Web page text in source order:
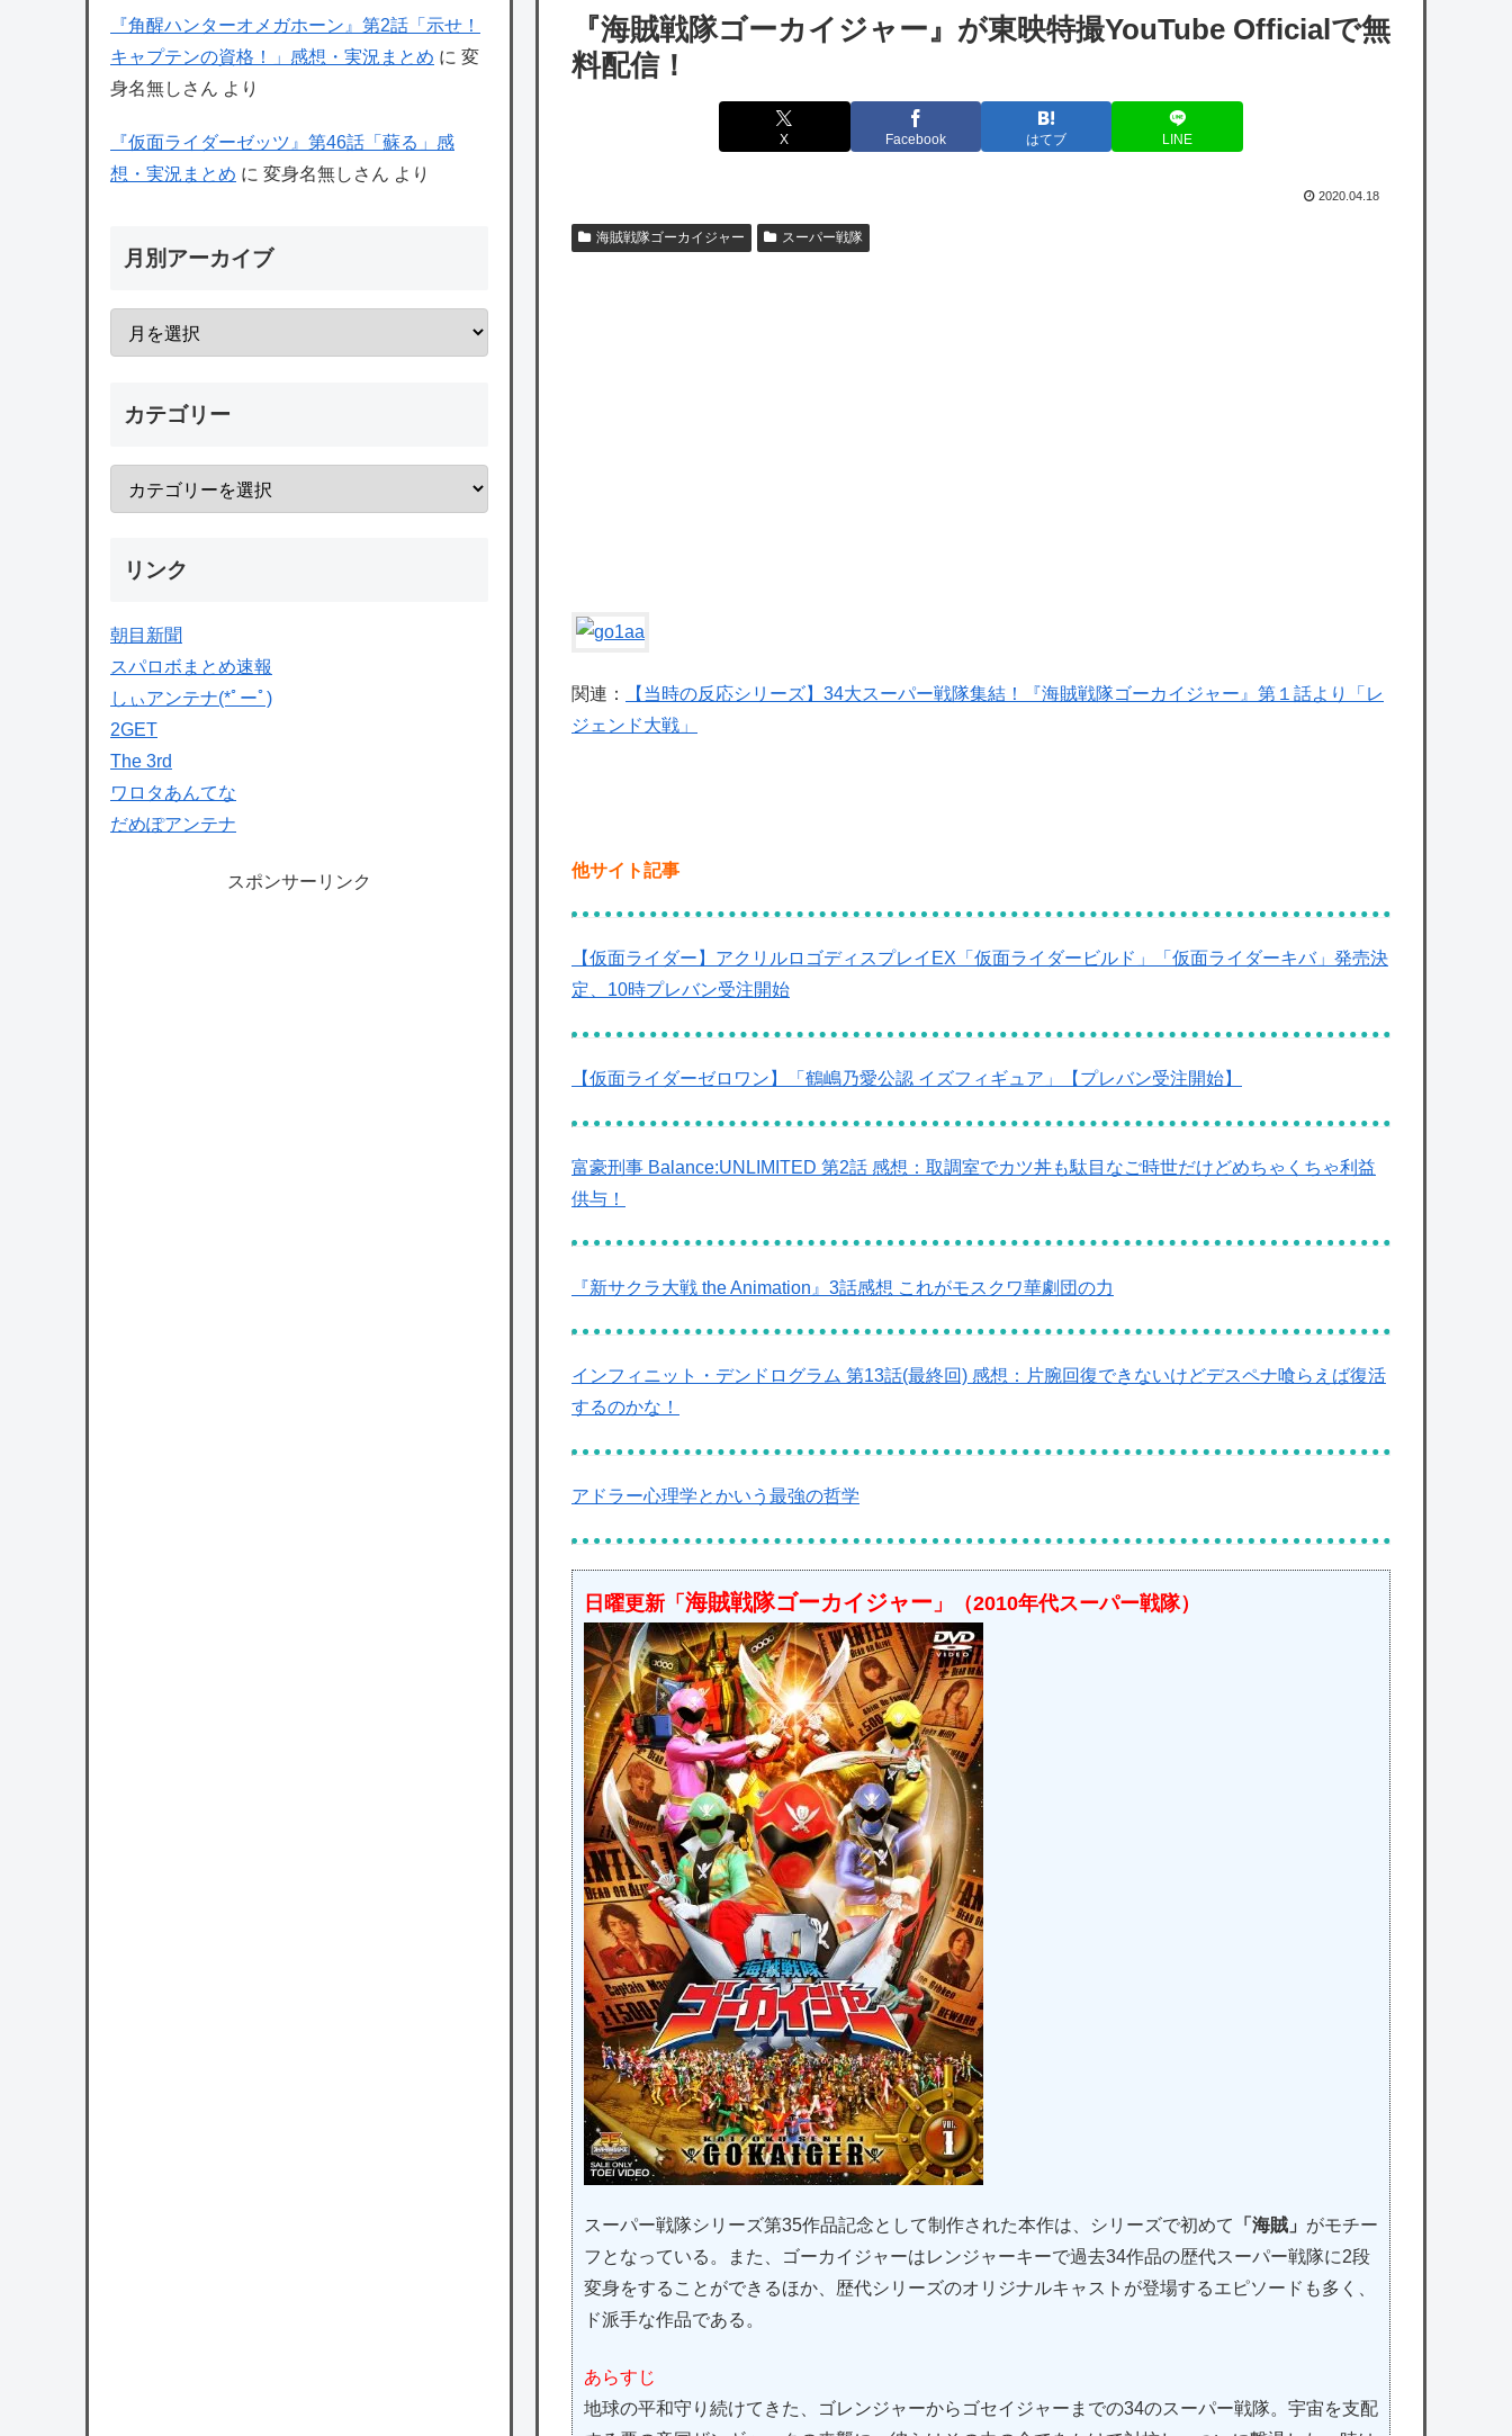
のは韓国人である理由がこちら…」→「日本
も感謝してるらしい…（ﾌﾞﾙﾌﾞﾙ」＝韓国の反
海外「日本よ、お前がナンバーワンだ」 熊
衝撃
別課題消化時は別として
【ホロライブ】※杉田さんはねっ子神です
【艦これ】みんなもう終わってそうだから聞
くんだけど E3-2ってサブの穴が空いてないダ
イハツ駆逐並べて 高速＋とかしてるとアホほ
『海賊戦隊ゴーカイジャー』が東映特撮YouTube Officialで無
料配信！
X Facebook はてブ LINE
2020.04.18
海賊戦隊ゴーカイジャー スーパー戦隊
関連：
【当時の反応シリーズ】34大スーパー戦隊集結！『海賊戦隊ゴーカイジャー』第１話より「レ
ジェンド大戦」
他サイト記事
【仮面ライダー】アクリルロゴディスプレイEX「仮面ライダービルド」「仮面ライダーキバ」発売決
定、10時プレバン受注開始
【仮面ライダーゼロワン】「鶴嶋乃愛公認 イズフィギュア」【プレバン受注開始】
富豪刑事 Balance:UNLIMITED 第2話 感想：取調室でカツ丼も駄目なご時世だけどめちゃくちゃ利益
供与！
『新サクラ大戦 the Animation』3話感想 これがモスクワ華劇団の力
インフィニット・デンドログラム 第13話(最終回) 感想：片腕回復できないけどデスペナ喰らえば復活
するのかな！
アドラー心理学とかいう最強の哲学
日曜更新「 海賊戦隊ゴーカイジャー 」（2010年代スーパー戦隊）
スーパー戦隊シリーズ第35作品記念として制作された本作は、シリーズで初めて 「海賊」 がモチー
フとなっている。また、ゴーカイジャーはレンジャーキーで過去34作品の歴代スーパー戦隊に2段
変身をすることができるほか、歴代シリーズのオリジナルキャストが登場するエピソードも多く、
ド派手な作品である。
あらすじ
地球の平和守り続けてきた、ゴレンジャーからゴセイジャーまでの34のスーパー戦隊。宇宙を支配
『角醒ハンターオメガホーン』第2話「示せ！
キャプテンの資格！」感想・実況まとめ に 変
身名無しさん より
『仮面ライダーゼッツ』第46話「蘇る」感
想・実況まとめ に 変身名無しさん より
月別アーカイブ
カテゴリー
リンク
朝目新聞
スパロボまとめ速報
しぃアンテナ(*ﾟーﾟ)
2GET
The 3rd
ワロタあんてな
だめぽアンテナ
スポンサーリンク